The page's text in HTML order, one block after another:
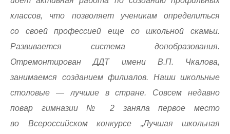
классов, что позволяет ученикам определиться
со своей профессией еще со школьной скамьи.
Развивается система допобразования.
Отремонтирован ДДТ имени В.П. Чкалова,
занимаемся созданием филиалов. Наши школьные
столовые — лучшие в стране. Совсем недавно
повар гимназии № 2 заняла первое место
во Всероссийском конкурсе „Лучшая школьная